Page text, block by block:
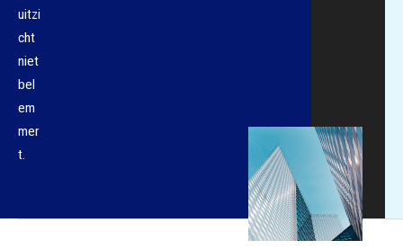
uitzi
cht
niet
bel
em
mer
t.